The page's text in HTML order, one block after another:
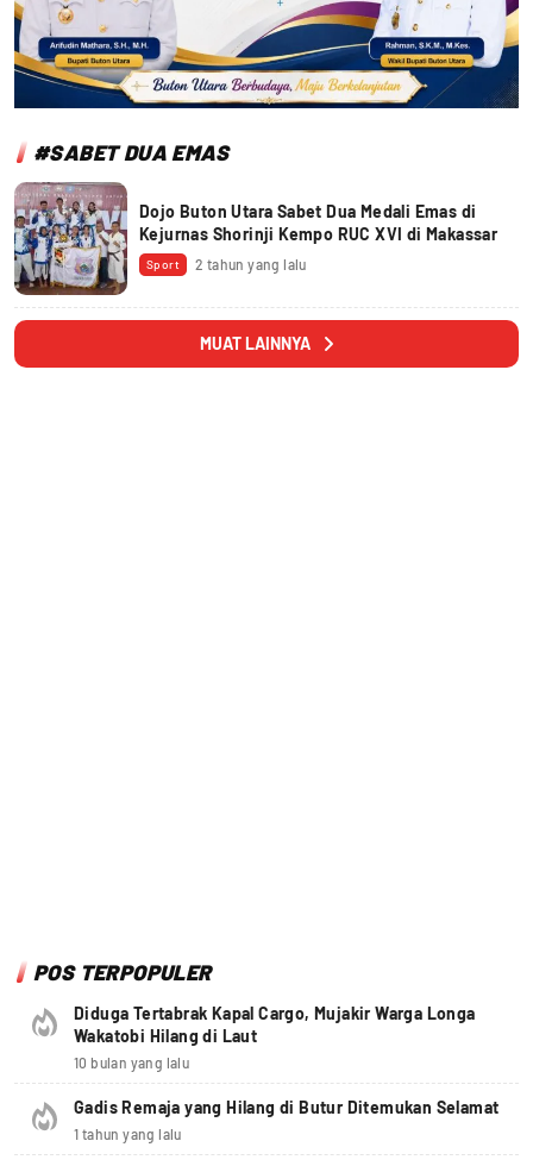
#SABET DUA EMAS
Dojo Buton Utara Sabet Dua Medali Emas di
Kejurnas Shorinji Kempo RUC XVI di Makassar
Sport 2 tahun yang lalu
MUAT LAINNYA
POS TERPOPULER
Diduga Tertabrak Kapal Cargo, Mujakir Warga Longa
Wakatobi Hilang di Laut
10 bulan yang lalu
Gadis Remaja yang Hilang di Butur Ditemukan Selamat
1 tahun yang lalu